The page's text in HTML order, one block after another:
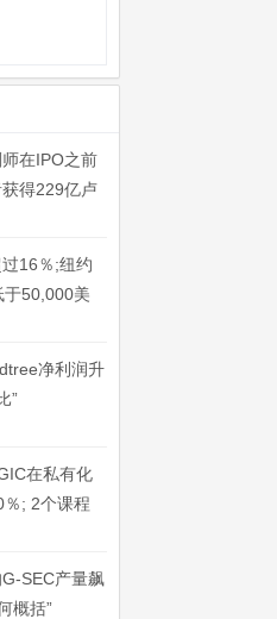
在IPO之前
得229亿卢
16％;纽约
50,000美
净利润升
”
在私有化
; 2个课程
SEC产量飙
概括”